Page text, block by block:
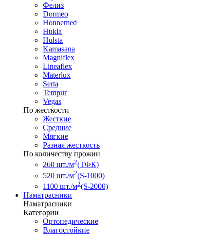
Фелиз
Dormeo
Honnemed
Hukla
Hulsta
Kamasana
Magniflex
Lineaflex
Materlux
Serta
Tempur
Vegas
По жесткости
Жесткие
Средние
Мягкие
Разная жесткость
По количеству прожин
260 шт./м2(ТФК)
520 шт./м2(S-1000)
1100 шт./м2(S-2000)
Наматрасники
Наматрасники
Категории
Ортопедические
Влагостойкие